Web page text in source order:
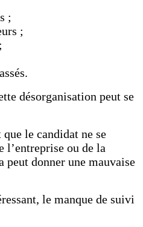
;
;
désorganisation peut se
le candidat ne se
l’entreprise ou de la
peut donner une mauvaise
le manque de suivi